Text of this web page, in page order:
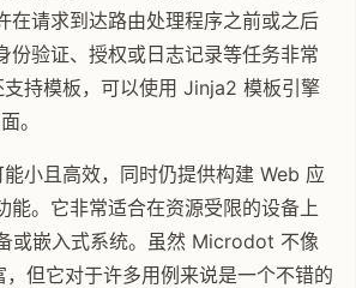
在请求到达路由处理程序之前或之后
份验证、授权或日志记录等任务非常
持模板，可以使用 Jinja2 模板引擎
。
小且高效，同时仍提供构建 Web 应
能。它非常适合在资源受限的设备上
或嵌入式系统。虽然 Microdot 不像
但它对于许多用例来说是一个不错的